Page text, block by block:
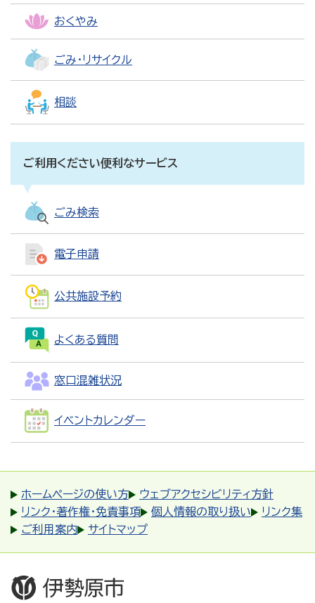
おくやみ
ごみ・リサイクル
相談
ご利用ください便利なサービス
ごみ検索
電子申請
公共施設予約
よくある質問
窓口混雑状況
イベントカレンダー
ホームページの使い方
ウェブアクセシビリティ方針
リンク・著作権・免責事項
個人情報の取り扱い
リンク集
ご利用案内
サイトマップ